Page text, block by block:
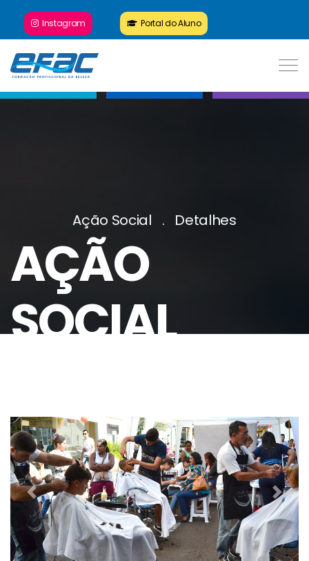
Instagram Portal do Aluno
Ação Social Detalhes
AÇÃO
SOCIAL
Previous Next